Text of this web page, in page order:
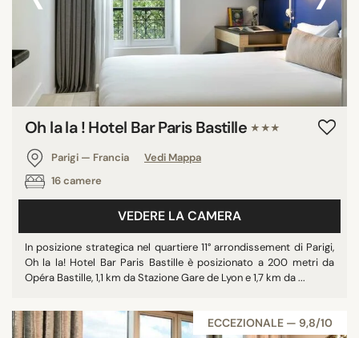
Oh la la ! Hotel Bar Paris Bastille ★★★
Parigi — Francia
Vedi Mappa
16 camere
VEDERE LA CAMERA
In posizione strategica nel quartiere 11° arrondissement di Parigi,
Oh la la! Hotel Bar Paris Bastille è posizionato a 200 metri da
Opéra Bastille, 1,1 km da Stazione Gare de Lyon e 1,7 km da ...
ECCEZIONALE — 9,8/10